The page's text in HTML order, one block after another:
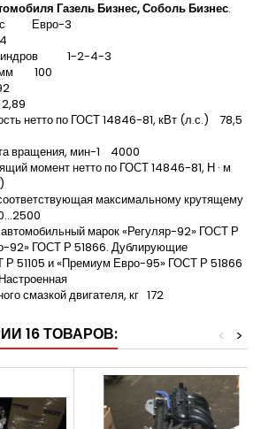
Газель Бизнес, Соболь Бизнес.
Евро-3
1-2-4-3
мм 100
нетто по ГОСТ 14846-81, кВт (л.с.) 78,5
вращения, мин-1 4000
момент нетто по ГОСТ 14846-81, Н · м
максимальному крутящему
марок «Регуляр-92» ГОСТ Р
92» ГОСТ Р 51866. Дублирующие
51105 и «Премиум Евро-95» ГОСТ Р 51866
смазкой двигателя, кг 172
16 ТОВАРОВ: >
<